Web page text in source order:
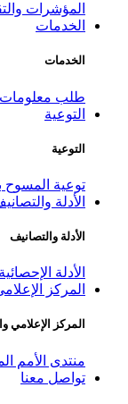
المؤشرات
الخدمات
الخدمات
طلب معلومات
التوعية
التوعية
توعية المسوح
الأدلة
الأدلة والتصانيف
الأدلة الإحصائية
المركز
المركز الإعلامي
منتدى الأمم
تواصل معنا